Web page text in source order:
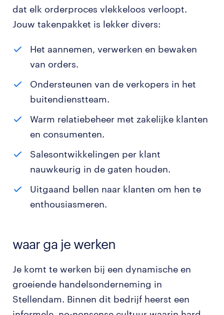
dat elk orderproces vlekkeloos verloopt.
Jouw takenpakket is lekker divers:
Het aannemen, verwerken en bewaken
van orders.
Ondersteunen van de verkopers in het
buitendienstteam.
Warm relatiebeheer met zakelijke klanten
en consumenten.
Salesontwikkelingen per klant
nauwkeurig in de gaten houden.
Uitgaand bellen naar klanten om hen te
enthousiasmeren.
waar ga je werken
Je komt te werken bij een dynamische en
groeiende handelsonderneming in
Stellendam. Binnen dit bedrijf heerst een